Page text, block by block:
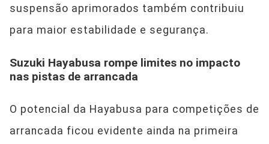
suspensão aprimorados também contribuiu
para maior estabilidade e segurança.
Suzuki Hayabusa rompe limites no impacto
nas pistas de arrancada
O potencial da Hayabusa para competições de
arrancada ficou evidente ainda na primeira